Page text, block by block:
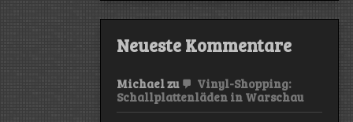
Neueste Kommentare
Michaelzu
Vinyl-Shopping:
Schallplattenläden in Warschau